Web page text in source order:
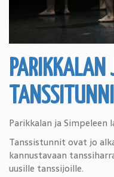
PARIKKALAN
Parikkalan ja Simpeleen
Tanssistunnit ovat jo
kannustavaan
uusille tanssijoille.